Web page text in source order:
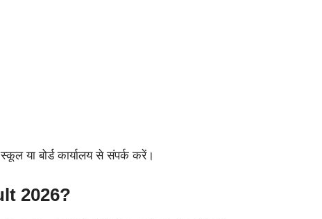
या बोर्ड कार्यालय से संपर्क करें।
2026?